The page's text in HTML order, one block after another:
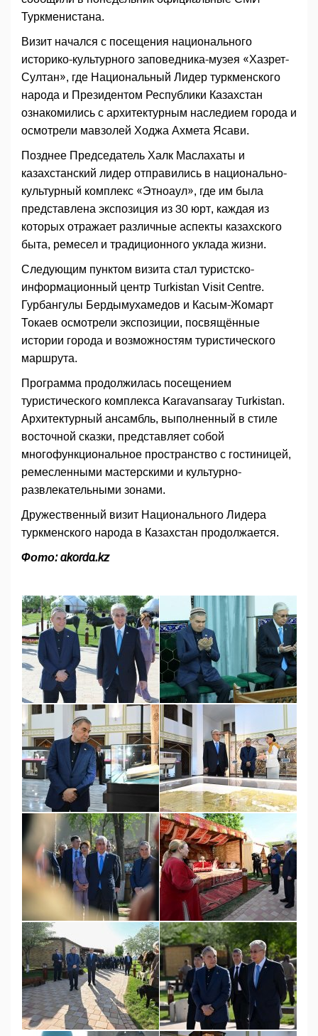
Туркменистана.
Визит начался с посещения национального
историко-культурного заповедника-музея «Хазрет-
Султан», где Национальный Лидер туркменского
народа и Президентом Республики Казахстан
ознакомились с архитектурным наследием города и
осмотрели мавзолей Ходжа Ахмета Ясави.
Позднее Председатель Халк Маслахаты и
казахстанский лидер отправились в национально-
культурный комплекс «Этноаул», где им была
представлена экспозиция из 30 юрт, каждая из
которых отражает различные аспекты казахского
быта, ремесел и традиционного уклада жизни.
Следующим пунктом визита стал туристско-
информационный центр Turkistan Visit Centre.
Гурбангулы Бердымухамедов и Касым-Жомарт
Токаев осмотрели экспозиции, посвящённые
истории города и возможностям туристического
маршрута.
Программа продолжилась посещением
туристического комплекса Karavansaray Turkistan.
Архитектурный ансамбль, выполненный в стиле
восточной сказки, представляет собой
многофункциональное пространство с гостиницей,
ремесленными мастерскими и культурно-
развлекательными зонами.
Дружественный визит Национального Лидера
туркменского народа в Казахстан продолжается.
Фото: akorda.kz